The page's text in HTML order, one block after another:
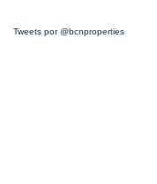
Tweets por @bcnproperties